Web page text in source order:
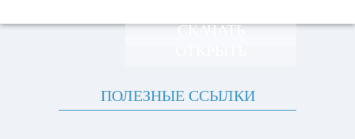
СКАЧАТЬ
ПОЛЕЗНЫЕ ССЫЛКИ